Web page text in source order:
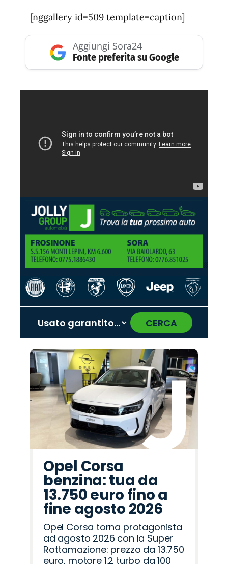
[nggallery id=509 template=caption]
Aggiungi Sora24
Fonte preferita su Google
CERCA
Promo
Lancia
Promo
Hyundai
Promo
Omoda
Promo
Fiat
Promo
Citroën
Promo
Opel
Promo
Mazda
Promo
Jaecoo
Promo
Seat
Promo
Peugeot
Promo
Alfa
Romeo
Promo
Cupra
Promo
Jeep
Promo
Land
Rover
Promo
Abarth
‹ ›
Opel Corsa
benzina: tua da
13.750 euro fino a
fine agosto 2026
Opel Corsa torna protagonista
ad agosto 2026 con la Super
Rottamazione: prezzo da 13.750
euro, motore 1.2 turbo da 100